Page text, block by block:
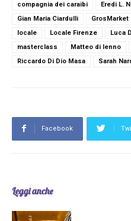
compagnia dei caraibi
Eredi L.
Gian Maria Ciardulli
GrosMarket
locale
Locale Firenze Luca
masterclass
Matteo di Ienno
Riccardo Di Dio Masa
Sarah
Facebook
Leggi anche